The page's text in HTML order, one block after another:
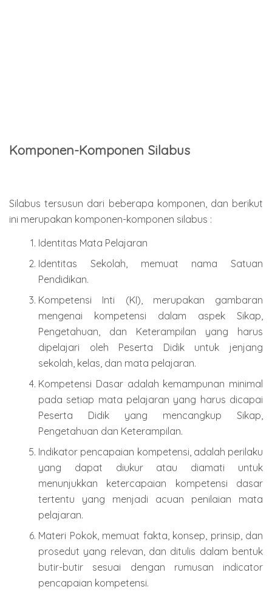
Komponen-Komponen Silabus
Silabus tersusun dari beberapa komponen, dan berikut
ini merupakan komponen-komponen silabus :
Identitas Mata Pelajaran
Identitas Sekolah, memuat nama Satuan
Pendidikan.
Kompetensi Inti (KI), merupakan gambaran
mengenai kompetensi dalam aspek Sikap,
Pengetahuan, dan Keterampilan yang harus
dipelajari oleh Peserta Didik untuk jenjang
sekolah, kelas, dan mata pelajaran.
Kompetensi Dasar adalah kemampunan minimal
pada setiap mata pelajaran yang harus dicapai
Peserta Didik yang mencangkup Sikap,
Pengetahuan dan Keterampilan.
Indikator pencapaian kompetensi, adalah perilaku
yang dapat diukur atau diamati untuk
menunjukkan ketercapaian kompetensi dasar
tertentu yang menjadi acuan penilaian mata
pelajaran.
Materi Pokok, memuat fakta, konsep, prinsip, dan
prosedut yang relevan, dan ditulis dalam bentuk
butir-butir sesuai dengan rumusan indicator
pencapaian kompetensi.